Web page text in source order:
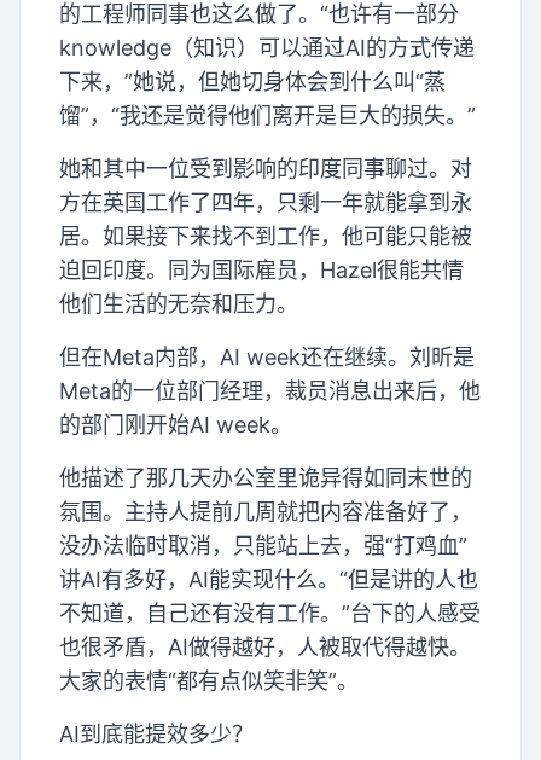
的工程师同事也这么做了。“也许有一部分
knowledge（知识）可以通过AI的方式传递
下来，”她说，但她切身体会到什么叫“蒸
馏”，“我还是觉得他们离开是巨大的损失。”
她和其中一位受到影响的印度同事聊过。对
方在英国工作了四年，只剩一年就能拿到永
居。如果接下来找不到工作，他可能只能被
迫回印度。同为国际雇员，Hazel很能共情
他们生活的无奈和压力。
但在Meta内部，AI week还在继续。刘昕是
Meta的一位部门经理，裁员消息出来后，他
的部门刚开始AI week。
他描述了那几天办公室里诡异得如同末世的
氛围。主持人提前几周就把内容准备好了，
没办法临时取消，只能站上去，强“打鸡血”
讲AI有多好，AI能实现什么。“但是讲的人也
不知道，自己还有没有工作。”台下的人感受
也很矛盾，AI做得越好，人被取代得越快。
大家的表情“都有点似笑非笑”。
AI到底能提效多少？